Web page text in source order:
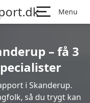
Menu
– få 3
i Skanderup.
så du trygt kan